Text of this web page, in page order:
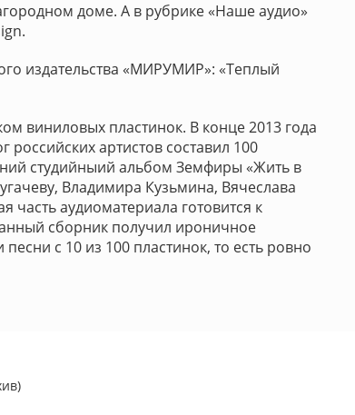
доме. А в рубрике «Наше аудио»
издательства «МИРУМИР»: «Теплый
виниловых пластинок. В конце 2013 года
артистов составил 100
студийныий альбом Земфиры «Жить в
Владимира Кузьмина, Вячеслава
часть аудиоматериала готовится к
сборник получил ироничное
с 10 из 100 пластинок, то есть ровно